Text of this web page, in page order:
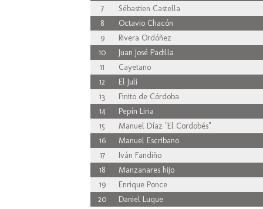
7
Sébastien Castella
8
Octavio Chacón
9
Rivera Ordóñez
10
Juan José Padilla
11
Cayetano
12
El Juli
13
Finito de Córdoba
14
Pepín Liria
15
Manuel Díaz "El Cordobés"
16
Manuel Escribano
17
Iván Fandiño
18
Manzanares hijo
19
Enrique Ponce
20
Daniel Luque